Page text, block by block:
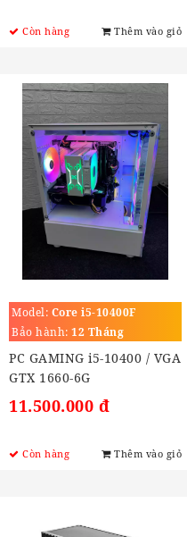
Còn hàng Thêm vào giỏ
Model: Core i5-10400F
Bảo hành: 12 Tháng
PC GAMING i5-10400 / VGA
GTX 1660-6G
11.500.000 đ
Còn hàng Thêm vào giỏ